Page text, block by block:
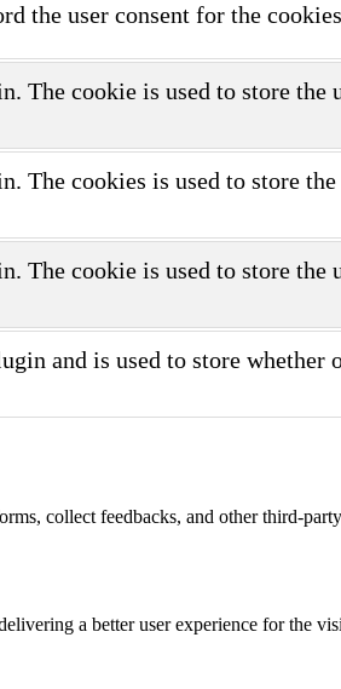
the user consent for the
The cookie is used to store the
The cookies is used to store
The cookie is used to store the
and is used to store whether
collect feedbacks, and other third-
a better user experience for the